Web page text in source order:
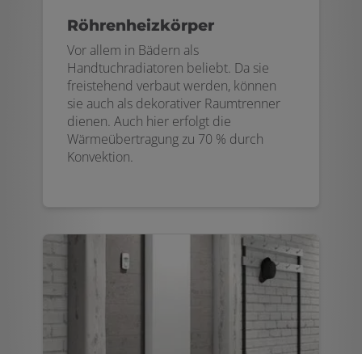
Röhrenheizkörper
Vor allem in Bädern als
Handtuchradiatoren beliebt. Da sie
freistehend verbaut werden, können
sie auch als dekorativer Raumtrenner
dienen. Auch hier erfolgt die
Wärmeübertragung zu 70 % durch
Konvektion.